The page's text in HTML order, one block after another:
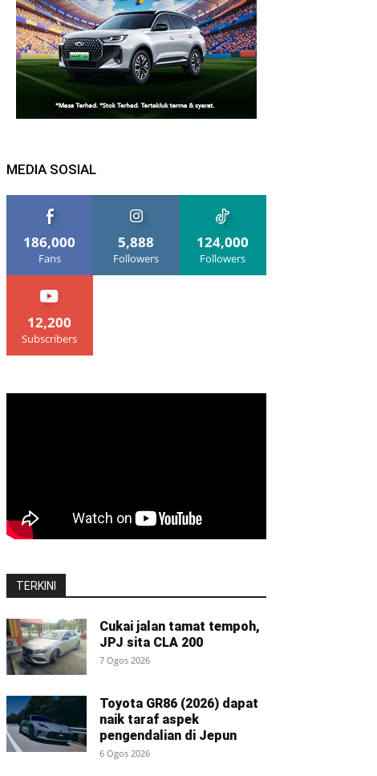
MEDIA SOSIAL
186,000
Fans
5,888
Followers
124,000
Followers
12,200
Subscribers
TERKINI
Cukai jalan tamat tempoh,
JPJ sita CLA 200
7 Ogos 2026
Toyota GR86 (2026) dapat
naik taraf aspek
pengendalian di Jepun
6 Ogos 2026